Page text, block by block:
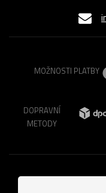
MOŽNOSTI PLATBY
DOPRAVNÍ
METODY